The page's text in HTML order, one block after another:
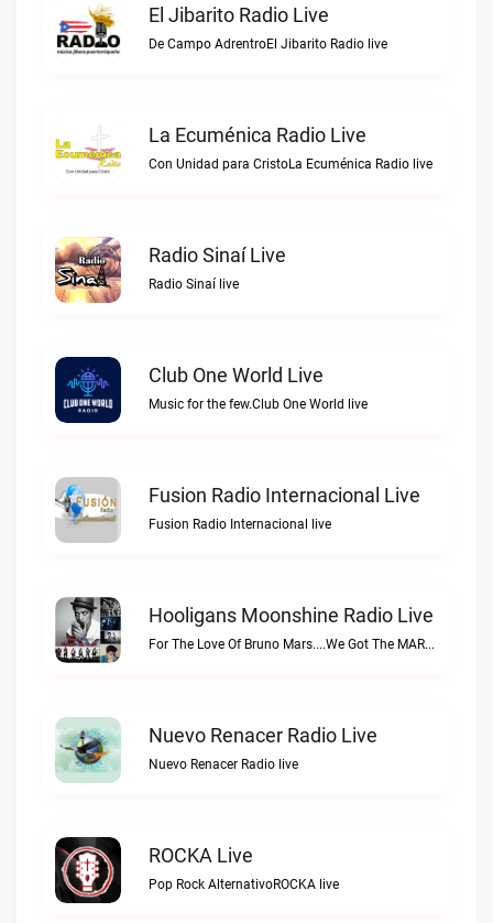
El Jibarito Radio Live
De Campo AdrentroEl Jibarito Radio live
La Ecuménica Radio Live
Con Unidad para CristoLa Ecuménica Radio live
Radio Sinaí Live
Radio Sinaí live
Club One World Live
Music for the few.Club One World live
Fusion Radio Internacional Live
Fusion Radio Internacional live
Hooligans Moonshine Radio Live
For The Love Of Bruno Mars....We Got The MARS....SARSHooligans Moonshine Radio live
Nuevo Renacer Radio Live
Nuevo Renacer Radio live
ROCKA Live
Pop Rock AlternativoROCKA live